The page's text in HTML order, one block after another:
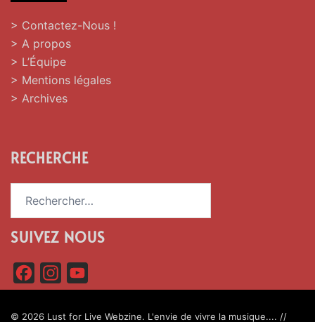
> Contactez-Nous !
> A propos
> L’Équipe
> Mentions légales
> Archives
RECHERCHE
SUIVEZ NOUS
a
c
n
s
o
u
© 2026 Lust for Live Webzine. L'envie de vivre la musique.... //